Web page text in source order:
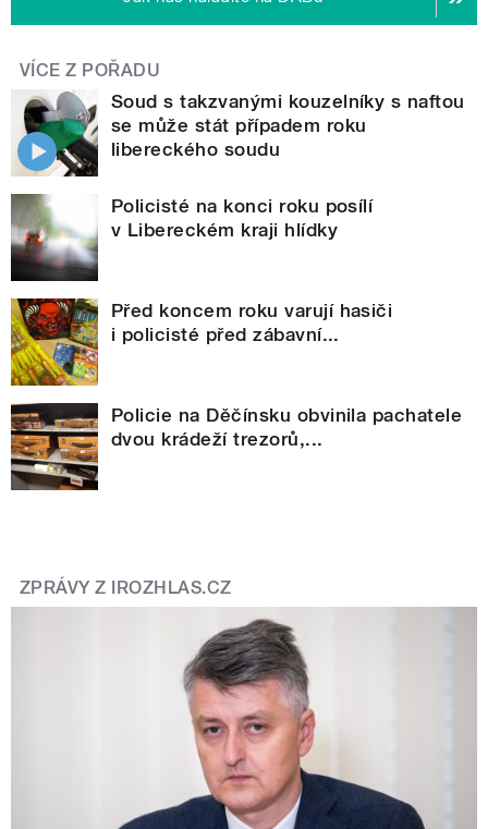
VÍCE Z POŘADU
Soud s takzvanými kouzelníky s naftou
se může stát případem roku
libereckého soudu
Policisté na konci roku posílí
v Libereckém kraji hlídky
Před koncem roku varují hasiči
i policisté před zábavní...
Policie na Děčínsku obvinila pachatele
dvou krádeží trezorů,...
ZPRÁVY Z IROZHLAS.CZ